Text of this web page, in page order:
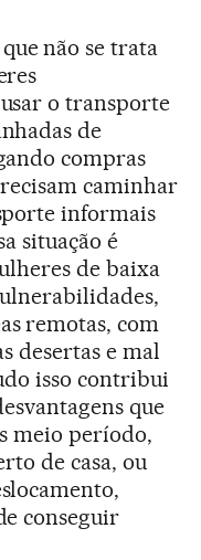
não se trata
o transporte
de
compras
caminhar
informais
situação é
de baixa
remotas, com
desertas e mal
isso contribui
que
meio período,
de casa, ou
conseguir